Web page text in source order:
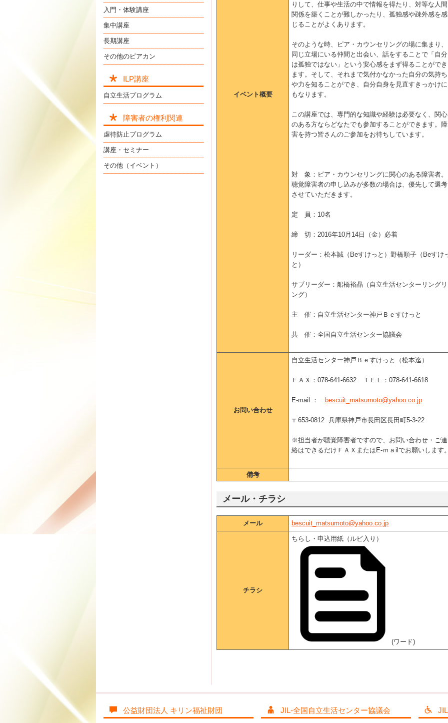
イベント概要
りして、仕事や生活の中で情報を得たり、対等な人間
関係を築くことが難しかったり、孤独感や疎外感を感
じることがよくあります。
そのような時、ピア・カウンセリングの場に集まり、
同じ立場にいる仲間と出会い、話をすることで「自分
は孤独ではない」という安心感をまず得ることができ
ます。そして、それまで気付かなかった自分の気持ち
や力を知ることができ、自分自身を見直すきっかけに
もなります。
この講座では、専門的な知識や経験は必要なく、関心
のある方ならどなたでも参加することができます。障
害を持つ皆さんのご参加をお待ちしています。
対 象：ピア・カウンセリングに関心のある障害者。
聴覚障害者の申し込みが多数の場合は、優先して選考
させていただきます。
定 員：10名
締 切：2016年10月14日（金）必着
リーダー：松本誠（Beすけっと）野橋順子（Beすけ
と）
サブリーダー：船橋裕晶（自立生活センターリングリ
ング）
主 催：自立生活センター神戸Ｂｅすけっと
共 催：全国自立生活センター協議会
お問い合わせ
自立生活センター神戸Ｂｅすけっと（松本迄）
ＦＡＸ：078-641-6632 ＴＥＬ：078-641-6618
E-mail ： bescuit_matsumoto@yahoo.co.jp
〒653-0812 兵庫県神戸市長田区長田町5-3-22
※担当者が聴覚障害者ですので、お問い合わせ・ご連
絡はできるだけＦＡＸまたはE-ｍａilでお願いします
備考
メール・チラシ
メール bescuit_matsumoto@yahoo.co.jp
チラシ
ちらし・申込用紙（ルビ入り）
(ワード)
入門・体験講座
集中講座
長期講座
その他のピアカン
ILP講座
自立生活プログラム
障害者の権利関連
虐待防止プログラム
講座・セミナー
その他（イベント）
公益財団法人 キリン福祉財団 JIL-全国自立生活センター協議会